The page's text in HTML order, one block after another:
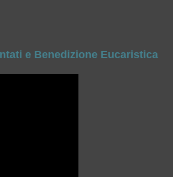
e Benedizione Eucaristica